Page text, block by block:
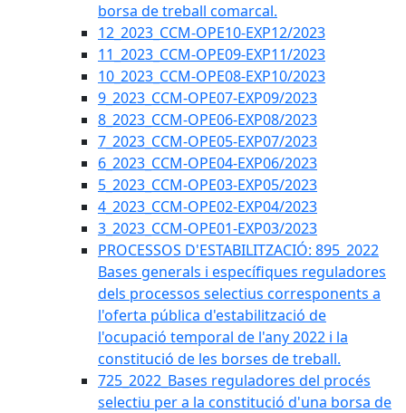
borsa de treball comarcal.
12_2023_CCM-OPE10-EXP12/2023
11_2023_CCM-OPE09-EXP11/2023
10_2023_CCM-OPE08-EXP10/2023
9_2023_CCM-OPE07-EXP09/2023
8_2023_CCM-OPE06-EXP08/2023
7_2023_CCM-OPE05-EXP07/2023
6_2023_CCM-OPE04-EXP06/2023
5_2023_CCM-OPE03-EXP05/2023
4_2023_CCM-OPE02-EXP04/2023
3_2023_CCM-OPE01-EXP03/2023
PROCESSOS D'ESTABILITZACIÓ: 895_2022
Bases generals i específiques reguladores
dels processos selectius corresponents a
l'oferta pública d'estabilització de
l'ocupació temporal de l'any 2022 i la
constitució de les borses de treball.
725_2022_Bases reguladores del procés
selectiu per a la constitució d'una borsa de